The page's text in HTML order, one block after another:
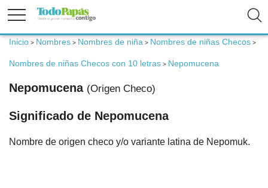
Fertilidad
Embarazo
Bebé
Inicio > Nombres > Nombres de niña > Nombres de niñas Checos >
Nombres de niñas Checos con 10 letras > Nepomucena
Nepomucena (Origen Checo)
Significado de Nepomucena
Nombre de origen checo y/o variante latina de Nepomuk.